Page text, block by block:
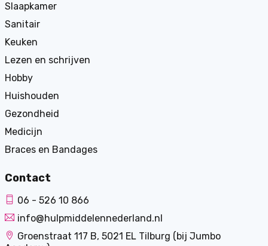
Slaapkamer
Sanitair
Keuken
Lezen en schrijven
Hobby
Huishouden
Gezondheid
Medicijn
Braces en Bandages
Contact
06 - 526 10 866
info@hulpmiddelennederland.nl
Groenstraat 117 B, 5021 EL Tilburg (bij Jumbo